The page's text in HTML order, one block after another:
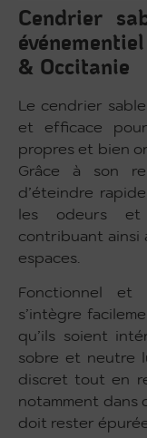
Cendrier
& Occitanie
Le cendrier
et efficace
propres et bien
Grâce à son
d’éteindre
les odeurs et
contribuant ainsi
espaces.
Fonctionnel et
s’intègre
qu’ils soient
sobre et neutre
discret tout en
notamment dans
doit rester